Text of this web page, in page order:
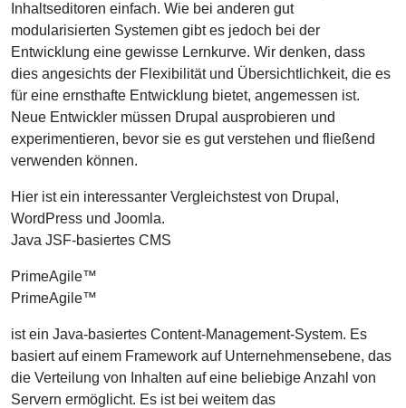
Inhaltseditoren einfach. Wie bei anderen gut
modularisierten Systemen gibt es jedoch bei der
Entwicklung eine gewisse Lernkurve. Wir denken, dass
dies angesichts der Flexibilität und Übersichtlichkeit, die es
für eine ernsthafte Entwicklung bietet, angemessen ist.
Neue Entwickler müssen Drupal ausprobieren und
experimentieren, bevor sie es gut verstehen und fließend
verwenden können.
Hier ist ein interessanter Vergleichstest von Drupal,
WordPress und Joomla.
Java JSF-basiertes CMS
PrimeAgile™
PrimeAgile™
ist ein Java-basiertes Content-Management-System. Es
basiert auf einem Framework auf Unternehmensebene, das
die Verteilung von Inhalten auf eine beliebige Anzahl von
Servern ermöglicht. Es ist bei weitem das